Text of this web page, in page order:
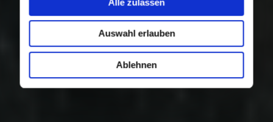
Auswahl erlauben
Ablehnen